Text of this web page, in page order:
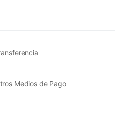
Medios de Pago